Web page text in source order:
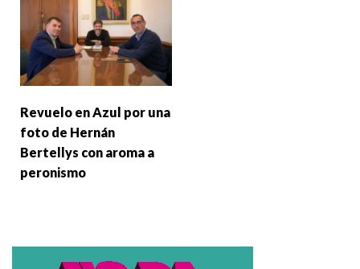
Revuelo en Azul por una
foto de Hernán
Bertellys con aroma a
peronismo